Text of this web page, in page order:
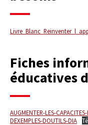
Fiches
éducatives
AUGMENTER-LES-
DEXEMPLES-DOUTILS-DIA